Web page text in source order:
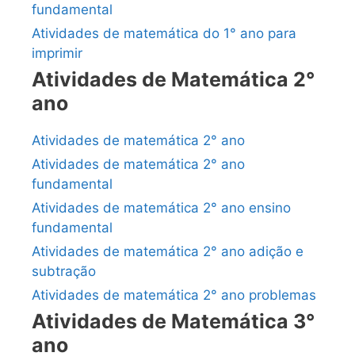
fundamental
Atividades de matemática do 1° ano para
imprimir
Atividades de Matemática 2°
ano
Atividades de matemática 2° ano
Atividades de matemática 2° ano
fundamental
Atividades de matemática 2° ano ensino
fundamental
Atividades de matemática 2° ano adição e
subtração
Atividades de matemática 2° ano problemas
Atividades de Matemática 3°
ano